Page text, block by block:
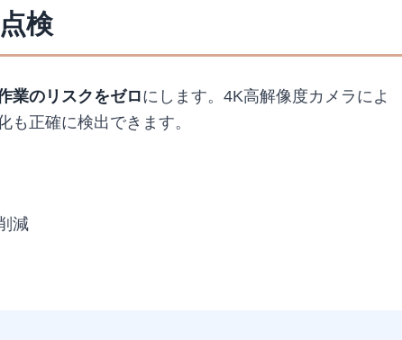
検
業のリスクをゼロにします。4K高解像度カメラによ
も正確に検出できます。
減